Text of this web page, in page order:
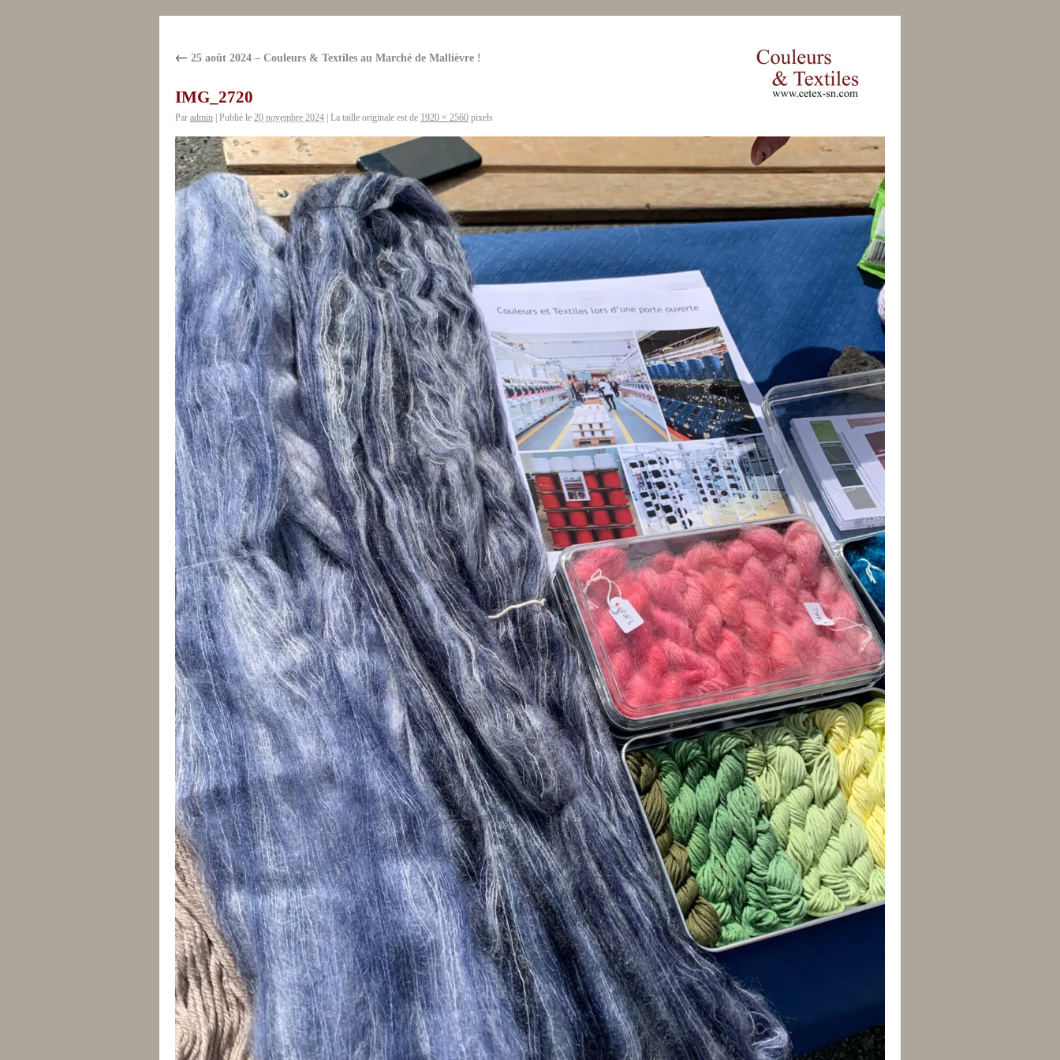
← 25 août 2024 – Couleurs & Textiles au Marché de Mallièvre !
IMG_2720
Par admin Publié le 20 novembre 2024 La taille originale est de 1920 × 2560 pixels